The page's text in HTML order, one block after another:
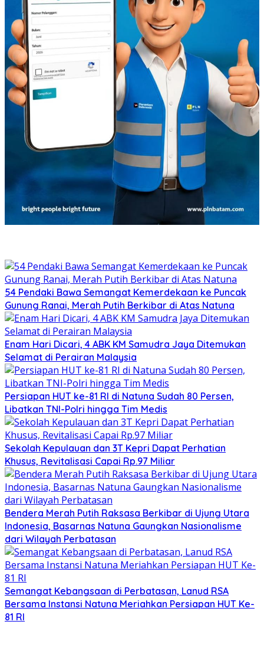
54 Pendaki Bawa Semangat Kemerdekaan ke Puncak
Gunung Ranai, Merah Putih Berkibar di Atas Natuna
Enam Hari Dicari, 4 ABK KM Samudra Jaya Ditemukan
Selamat di Perairan Malaysia
Persiapan HUT ke-81 RI di Natuna Sudah 80 Persen,
Libatkan TNI-Polri hingga Tim Medis
Sekolah Kepulauan dan 3T Kepri Dapat Perhatian
Khusus, Revitalisasi Capai Rp.97 Miliar
Bendera Merah Putih Raksasa Berkibar di Ujung Utara
Indonesia, Basarnas Natuna Gaungkan Nasionalisme
dari Wilayah Perbatasan
Semangat Kebangsaan di Perbatasan, Lanud RSA
Bersama Instansi Natuna Meriahkan Persiapan HUT Ke-
81 RI